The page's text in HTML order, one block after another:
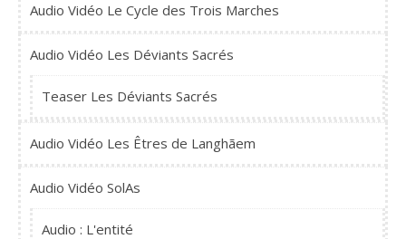
Audio Vidéo Le Cycle des Trois Marches
Audio Vidéo Les Déviants Sacrés
Teaser Les Déviants Sacrés
Audio Vidéo Les Êtres de Langhãem
Audio Vidéo SolAs
Audio : L'entité